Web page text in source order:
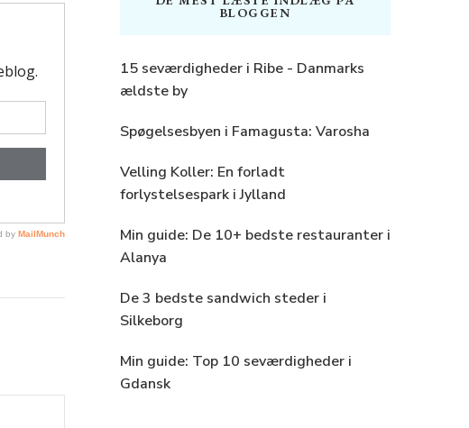
BLOGGEN
15 seværdigheder i Ribe - Danmarks
ældste by
Spøgelsesbyen i Famagusta: Varosha
Velling Koller: En forladt
forlystelsespark i Jylland
Min guide: De 10+ bedste restauranter i
Alanya
De 3 bedste sandwich steder i
Silkeborg
Min guide: Top 10 seværdigheder i
Gdansk